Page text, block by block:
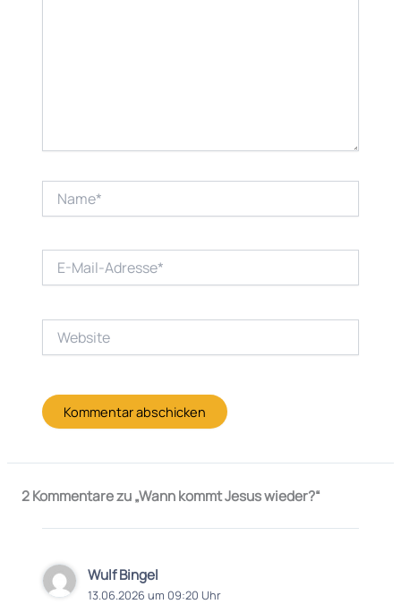
Mail-
2 Kommentare zu „Wann kommt Jesus wieder?“
Wulf Bingel
13.06.2026 um 09:20 Uhr